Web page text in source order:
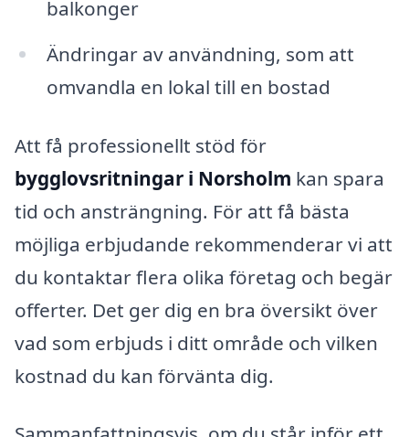
balkonger
Ändringar av användning, som att
omvandla en lokal till en bostad
Att få professionellt stöd för
bygglovsritningar i Norsholm kan spara
tid och ansträngning. För att få bästa
möjliga erbjudande rekommenderar vi att
du kontaktar flera olika företag och begär
offerter. Det ger dig en bra översikt över
vad som erbjuds i ditt område och vilken
kostnad du kan förvänta dig.